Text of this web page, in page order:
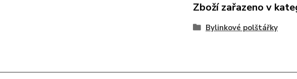
Zboží zařazeno v
Bylinkové polštářky